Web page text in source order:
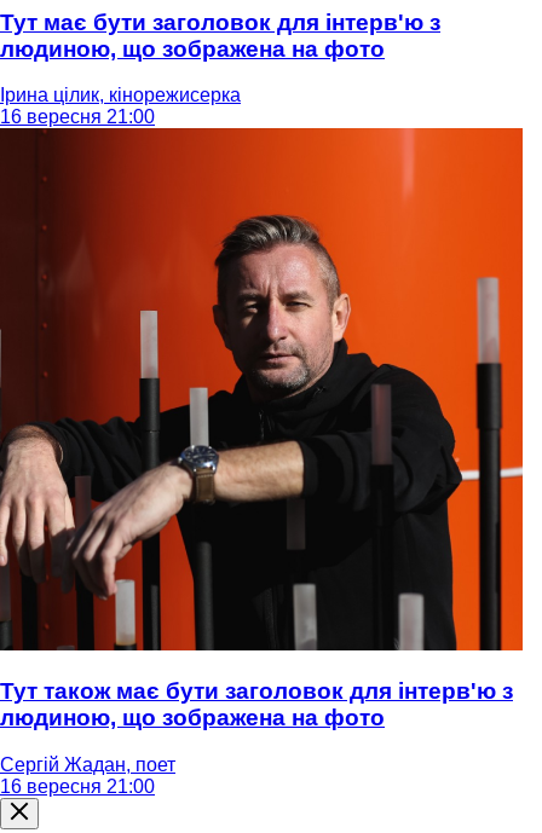
Тут має бути заголовок для інтерв'ю з
людиною, що зображена на фото
Ірина цілик, кінорежисерка
16 вересня 21:00
Тут також має бути заголовок для інтерв'ю з
людиною, що зображена на фото
Сергій Жадан, поет
16 вересня 21:00